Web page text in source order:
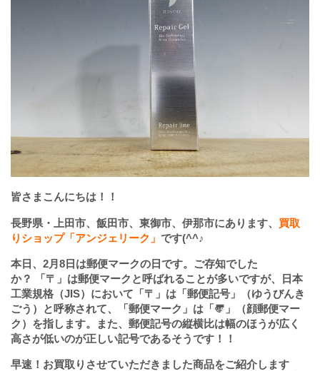
皆さまこんにちは！！
長野県・上田市、飯田市、東御市、伊那市にあります、 買取
りショップ「アンジェリーク」 です(^^♪
本日、2月8日は郵便マークの日です。ご存知でした
か？ 「〒」は郵便マーク と呼ばれることが多いですが、日本
工業規格（JIS）において「〒」は「郵便記号 」（ゆうびんき
ごう）と呼称されて、「郵便マーク」は「〠」（顔郵便マー
ク）を指します。また、郵便記号の縦横比は幅のほうが広く
高さが低いのが正しい記号であるそうです！！
早速！お買取りさせていただきました商品をご紹介します